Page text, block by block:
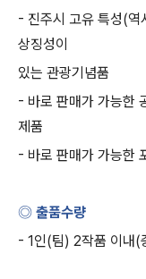
- 진주시 고유 특성(역
상징성이
있는 관광기념품
- 바로 판매가 가능한
제품
- 바로 판매가 가능한
◎ 출품수량
- 1인(팀) 2작품 이내(